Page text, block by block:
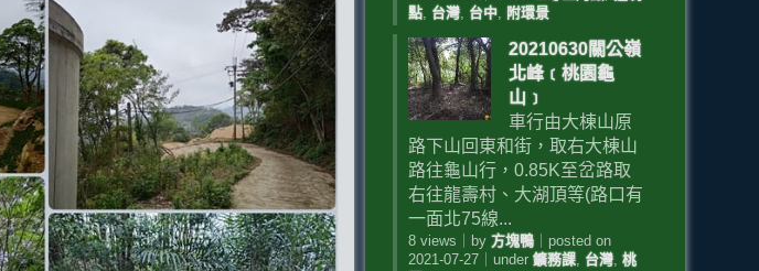
點, 台灣, 台中, 附環景
20210630關公嶺
北峰﹝桃園龜
山﹞
車行由大棟山原
路下山回東和街，取右大棟山
路往龜山行，0.85K至岔路取
右往龍壽村、大湖頂等(路口有
一面北75線...
8 views by 方塊鴨｜ posted on
2021-07-27｜ under 鑛務課, 台灣, 桃